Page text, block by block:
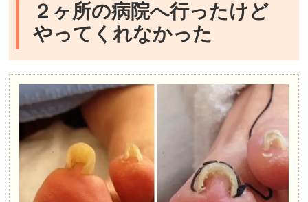
２ヶ所の病院へ行ったけど
やってくれなかった